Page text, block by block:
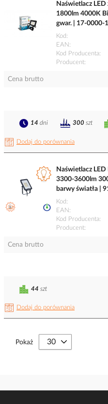
Naświetlacz
1800lm 4000K
gwar. | 17-0000-
Kod
EAN
Kod Producenta
Producent
Cena brutto
Dodaj do porównania
14 dni 300 szt
Naświetlacz
3300-3600lm
barwy światła |
Kod
EAN
Kod Producenta
Producent
Cena brutto
Dodaj do porównania
44 szt
Pokaż